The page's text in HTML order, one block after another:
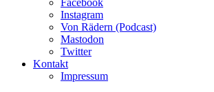
Instagram
Von Rädern (Podcast)
Mastodon
Twitter
Kontakt
Impressum